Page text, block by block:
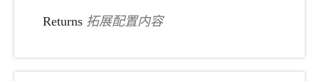
Returns 拓展配置内容